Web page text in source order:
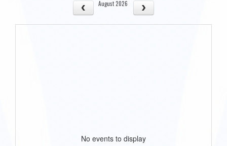
August 2026
No events to display